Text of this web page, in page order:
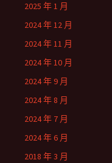
2025 年 1 月
2024 年 12 月
2024 年 11 月
2024 年 10 月
2024 年 9 月
2024 年 8 月
2024 年 7 月
2024 年 6 月
2018 年 3 月